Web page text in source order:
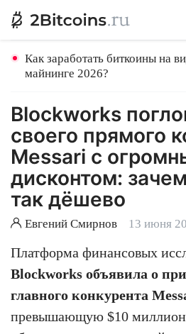
Как заработать биткоины на
майнинге 2026?
Blockworks
своего прямого
Messari с
дисконтом:
так дёшево
Евгений Смирнов 13 июня
Платформа финансовых
Blockworks объявила о
главного конкурента
превышающую $10